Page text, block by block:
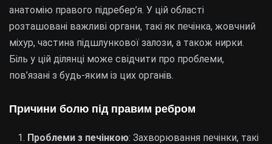
анатомію правого підребер’я. У цій області
розташовані важливі органи, такі як печінка, жовчний
міхур, частина підшлункової залози, а також нирки.
Біль у цій ділянці може свідчити про проблеми,
пов’язані з будь-яким із цих органів.
Причини болю під правим ребром
Проблеми з печінкою: Захворювання печінки, такі